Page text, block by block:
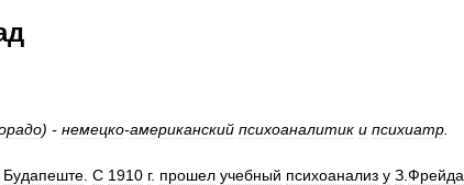
) - немецко-американский психоаналитик и психиатр
Будапеште С 1910 г. прошел учебный психоанализ у З Фрейда